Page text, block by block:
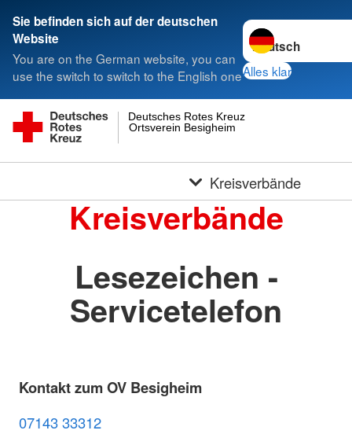
Sie befinden sich auf der deutschen
Website
You are on the German website, you can
use the switch to switch to the English one
Sprache wechseln
Alles klar
Ortsverein Besigheim
Deutsches Rotes Kreuz
Kreisverbände
Kreisverbände
Lesezeichen -
Servicetelefon
Kontakt zum OV Besigheim
07143 33312